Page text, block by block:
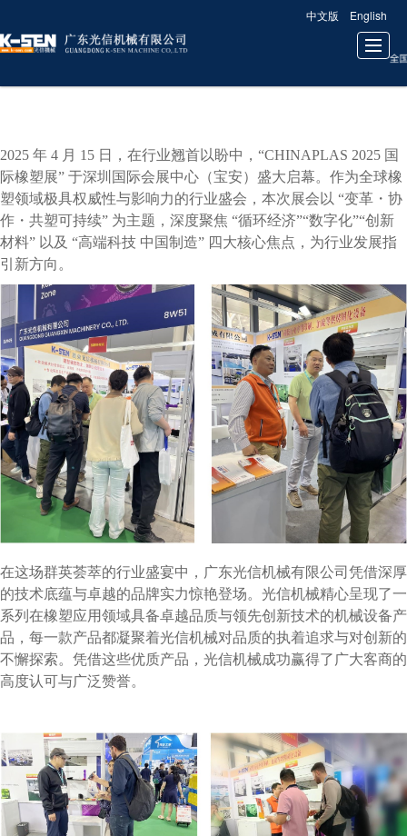
很遗憾，因您的浏览器版本过低导致无法获得最佳浏览体验，推荐下载安装谷歌浏览器！
中文版 English
2025 年 4 月 15 日，在行业翘首以盼中，“CHINAPLAS 2025 国
际橡塑展” 于深圳国际会展中心（宝安）盛大启幕。作为全球橡
塑领域极具权威性与影响力的行业盛会，本次展会以 “变革・协
作・共塑可持续” 为主题，深度聚焦 “循环经济”“数字化”“创新
材料” 以及 “高端科技 中国制造” 四大核心焦点，为行业发展指
引新方向。
在这场群英荟萃的行业盛宴中，广东光信机械有限公司凭借深厚
的技术底蕴与卓越的品牌实力惊艳登场。光信机械精心呈现了一
系列在橡塑应用领域具备卓越品质与领先创新技术的机械设备产
品，每一款产品都凝聚着光信机械对品质的执着追求与对创新的
不懈探索。凭借这些优质产品，光信机械成功赢得了广大客商的
高度认可与广泛赞誉。